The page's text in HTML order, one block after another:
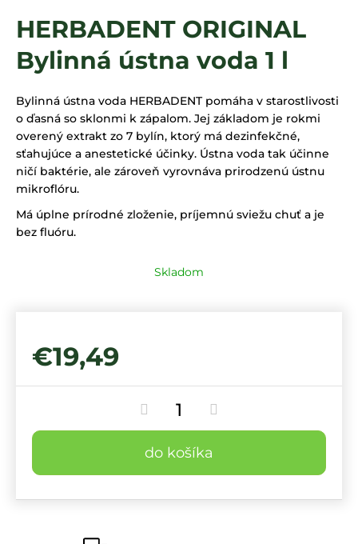
HERBADENT ORIGINAL
Bylinná ústna voda 1 l
Bylinná ústna voda HERBADENT pomáha v starostlivosti
o ďasná so sklonmi k zápalom. Jej základom je rokmi
overený extrakt zo 7 bylín, ktorý má dezinfekčné,
sťahujúce a anestetické účinky. Ústna voda tak účinne
ničí baktérie, ale zároveň vyrovnáva prirodzenú ústnu
mikroflóru.
Má úplne prírodné zloženie, príjemnú sviežu chuť a je
bez fluóru.
Skladom
€19,49
do košíka
á
j
s
?
HĽADAŤ